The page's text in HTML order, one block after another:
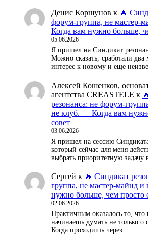
Денис Коршунов к 🔥
форум-группа, не мастер-
Когда вам нужно больше,
05.06.2026
Я пришел на Синдикат
Можно сказать, сработали
интерес к новому и еще
Алексей Кошенков,
агентства CREASTELE к
резонанса: не форум-
не клуб. — Когда вам
совет
03.06.2026
Я пришел на сессию
который сейчас для меня
выбрать приоритетную задачу
Сергей к 🔥 Синдикат
группа, не мастер-майнд
нужно больше, чем просто
02.06.2026
Практичным оказалось то, что
начинаешь думать не только о
Когда проходишь через…